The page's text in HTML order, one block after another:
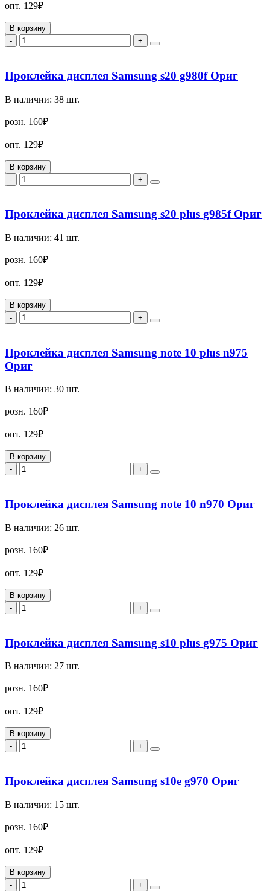
опт. 129₽
В корзину
-
+
Проклейка дисплея Samsung s20 g980f Ориг
В наличии: 38 шт.
розн. 160₽
опт. 129₽
В корзину
-
+
Проклейка дисплея Samsung s20 plus g985f Ориг
В наличии: 41 шт.
розн. 160₽
опт. 129₽
В корзину
-
+
Проклейка дисплея Samsung note 10 plus n975
Ориг
В наличии: 30 шт.
розн. 160₽
опт. 129₽
В корзину
-
+
Проклейка дисплея Samsung note 10 n970 Ориг
В наличии: 26 шт.
розн. 160₽
опт. 129₽
В корзину
-
+
Проклейка дисплея Samsung s10 plus g975 Ориг
В наличии: 27 шт.
розн. 160₽
опт. 129₽
В корзину
-
+
Проклейка дисплея Samsung s10e g970 Ориг
В наличии: 15 шт.
розн. 160₽
опт. 129₽
В корзину
-
+